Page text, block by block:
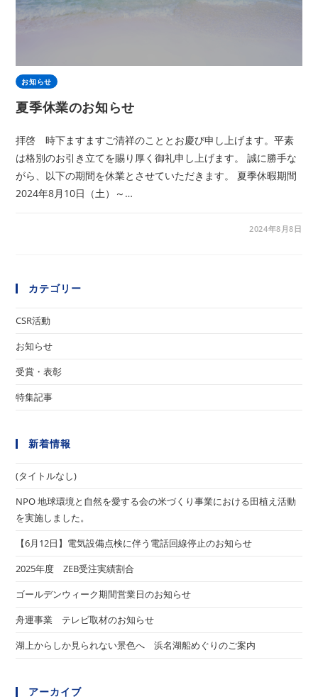
お知らせ
夏季休業のお知らせ
拝啓 時下ますますご清祥のこととお慶び申し上げます。平素
は格別のお引き立てを賜り厚く御礼申し上げます。 誠に勝手な
がら、以下の期間を休業とさせていただきます。 夏季休暇期間
2024年8月10日（土）～…
2024年8月8日
カテゴリー
CSR活動
お知らせ
受賞・表彰
特集記事
新着情報
(タイトルなし)
NPO 地球環境と自然を愛する会の米づくり事業における田植え活動
を実施しました。
【6月12日】電気設備点検に伴う電話回線停止のお知らせ
2025年度 ZEB受注実績割合
ゴールデンウィーク期間営業日のお知らせ
舟運事業 テレビ取材のお知らせ
湖上からしか見られない景色へ 浜名湖船めぐりのご案内
アーカイブ